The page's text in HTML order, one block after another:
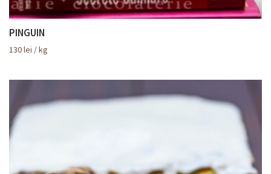
PINGUIN
130lei / kg